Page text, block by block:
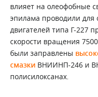
влияет на олеофобные
эпилама проводили
двигателей типа Г-227
скорости вращения
были заправлены
смазки ВНИИНП-246 и
полисилоксанах.